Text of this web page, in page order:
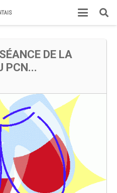
DE LA
PCN...